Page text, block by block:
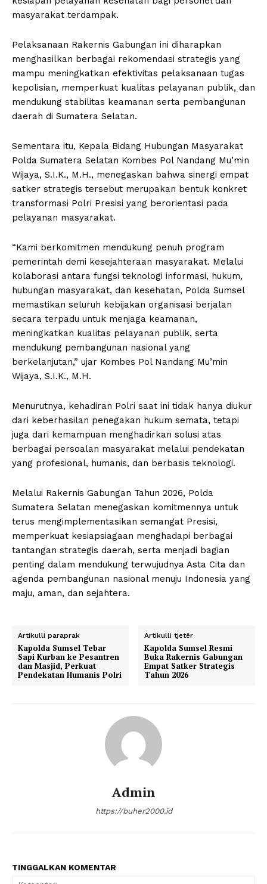
masyarakat terdampak.
Pelaksanaan Rakernis Gabungan ini diharapkan
menghasilkan berbagai rekomendasi strategis yang
mampu meningkatkan efektivitas pelaksanaan tugas
kepolisian, memperkuat kualitas pelayanan publik, dan
mendukung stabilitas keamanan serta pembangunan
daerah di Sumatera Selatan.
Sementara itu, Kepala Bidang Hubungan Masyarakat
Polda Sumatera Selatan Kombes Pol Nandang Mu’min
Wijaya, S.I.K., M.H., menegaskan bahwa sinergi empat
satker strategis tersebut merupakan bentuk konkret
transformasi Polri Presisi yang berorientasi pada
pelayanan masyarakat.
“Kami berkomitmen mendukung penuh program
pemerintah demi kesejahteraan masyarakat. Melalui
kolaborasi antara fungsi teknologi informasi, hukum,
hubungan masyarakat, dan kesehatan, Polda Sumsel
memastikan seluruh kebijakan organisasi berjalan
secara terpadu untuk menjaga keamanan,
meningkatkan kualitas pelayanan publik, serta
mendukung pembangunan nasional yang
berkelanjutan,” ujar Kombes Pol Nandang Mu’min
Wijaya, S.I.K., M.H.
Menurutnya, kehadiran Polri saat ini tidak hanya diukur
dari keberhasilan penegakan hukum semata, tetapi
juga dari kemampuan menghadirkan solusi atas
berbagai persoalan masyarakat melalui pendekatan
yang profesional, humanis, dan berbasis teknologi.
Melalui Rakernis Gabungan Tahun 2026, Polda
Sumatera Selatan menegaskan komitmennya untuk
terus mengimplementasikan semangat Presisi,
memperkuat kesiapsiagaan menghadapi berbagai
tantangan strategis daerah, serta menjadi bagian
penting dalam mendukung terwujudnya Asta Cita dan
agenda pembangunan nasional menuju Indonesia yang
maju, aman, dan sejahtera.
Artikulli paraprak
Kapolda Sumsel Tebar
Sapi Kurban ke Pesantren
dan Masjid, Perkuat
Pendekatan Humanis Polri
Artikulli tjetër
Kapolda Sumsel Resmi
Buka Rakernis Gabungan
Empat Satker Strategis
Tahun 2026
Admin
https://buher2000.id
TINGGALKAN KOMENTAR